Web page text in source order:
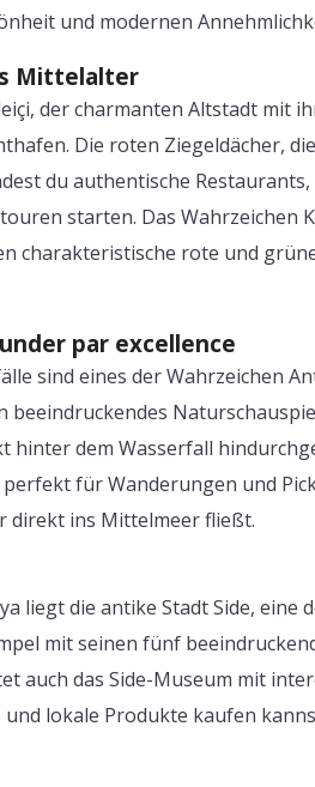
und modernen
Mittelalter
der charmanten Altstadt mit
Die roten Ziegeldächer,
du authentische
starten. Das Wahrzeichen
charakteristische rote und
par excellence
sind eines der Wahrzeichen
beeindruckendes
dem Wasserfall
für Wanderungen und
direkt ins Mittelmeer fließt.
liegt die antike Stadt Side, eine
mit seinen fünf
auch das Side-Museum mit
lokale Produkte kaufen